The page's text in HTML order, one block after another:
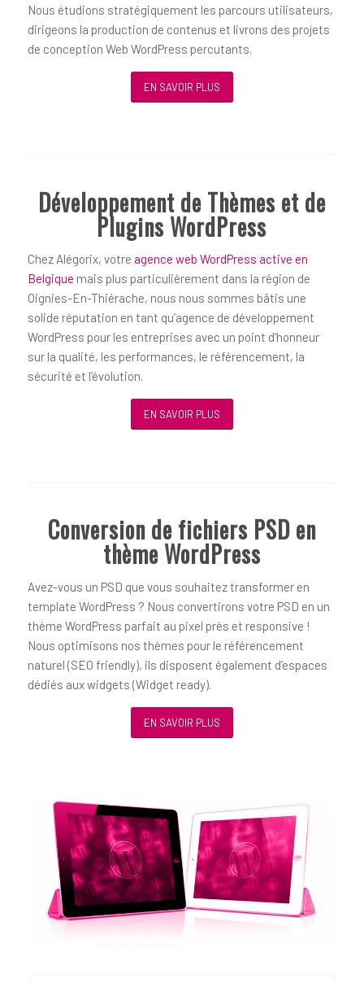
Nous étudions stratégiquement les parcours utilisateurs,
dirigeons la production de contenus et livrons des projets
de conception Web WordPress percutants.
EN SAVOIR PLUS
Développement de Thèmes et de
Plugins WordPress
Chez Alégorix, votre agence web WordPress active en
Belgique mais plus particulièrement dans la région de
Oignies-En-Thiérache, nous nous sommes bâtis une
solide réputation en tant qu’agence de développement
WordPress pour les entreprises avec un point d’honneur
sur la qualité, les performances, le référencement, la
sécurité et l’évolution.
EN SAVOIR PLUS
Conversion de fichiers PSD en
thème WordPress
Avez-vous un PSD que vous souhaitez transformer en
template WordPress ? Nous convertirons votre PSD en un
thème WordPress parfait au pixel près et responsive !
Nous optimisons nos thèmes pour le référencement
naturel (SEO friendly), ils disposent également d’espaces
dédiés aux widgets (Widget ready).
EN SAVOIR PLUS